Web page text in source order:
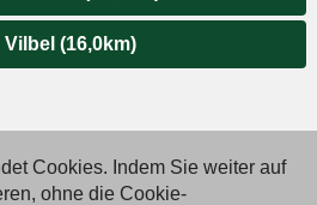
Vilbel (16,0km)
GmbH
Cookies. Indem Sie weiter auf
ohne die Cookie-